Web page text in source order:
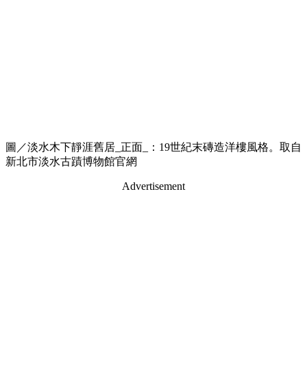
圖／淡水木下靜涯舊居_正面_：19世紀末磚造洋樓風格。取自
新北市淡水古蹟博物館官網
Advertisement